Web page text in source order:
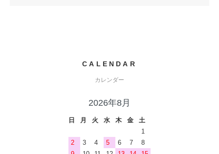
CALENDAR
カレンダー
2026年8月
日 月 火 水 木 金
土
1
2
3 4 5 6 7
8